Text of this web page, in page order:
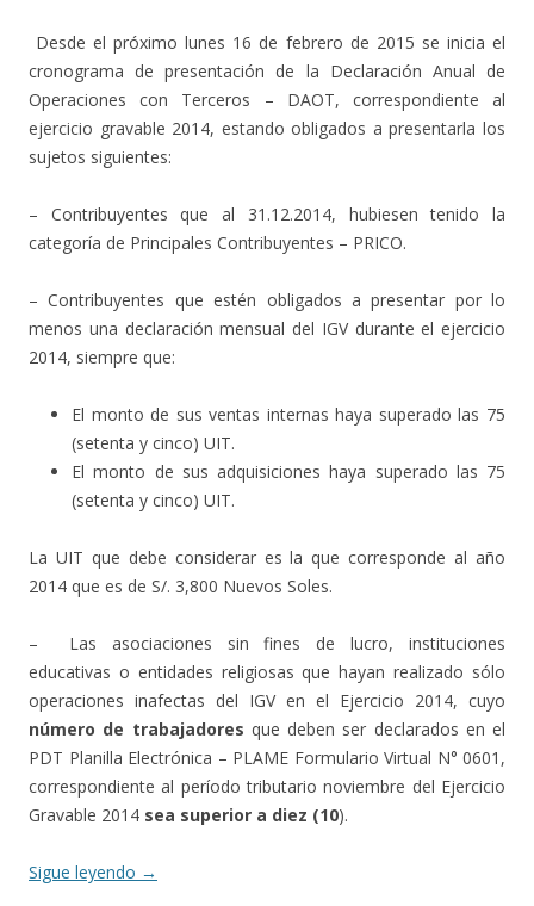
Desde el próximo lunes 16 de febrero de 2015 se inicia el
cronograma de presentación de la Declaración Anual de
Operaciones con Terceros – DAOT, correspondiente al
ejercicio gravable 2014, estando obligados a presentarla los
sujetos siguientes:
– Contribuyentes que al
31.12.2014, hubiesen tenido la
categoría de Principales Contribuyentes – PRICO.
– Contribuyentes que estén obligados a presentar por lo
menos una declaración mensual del IGV durante el ejercicio
2014, siempre que:
El monto de sus ventas internas haya superado las 75
(setenta y cinco) UIT.
El monto de sus adquisiciones haya superado las 75
(setenta y cinco) UIT.
La UIT que debe considerar es la que corresponde al año
2014 que es de S/. 3,800 Nuevos Soles.
– Las asociaciones sin fines de lucro, instituciones
educativas o entidades religiosas que hayan realizado sólo
operaciones inafectas del IGV en el Ejercicio 2014, cuyo
número de trabajadores que deben ser declarados en el
PDT Planilla Electrónica – PLAME Formulario Virtual N° 0601,
correspondiente al período tributario noviembre del Ejercicio
Gravable 2014 sea superior a diez (10).
Sigue leyendo →